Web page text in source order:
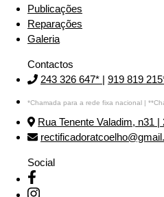
Publicações
Reparações
Galeria
Contactos
243 326 647* | 919 819
*Chamada para a rede fixa nacional |
Rua Tenente Valadim, n31
Social